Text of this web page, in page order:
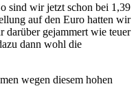
sind wir jetzt schon bei 1,39
auf den Euro hatten wir
darüber gejammert wie teuer
dann wohl die
wegen diesem hohen